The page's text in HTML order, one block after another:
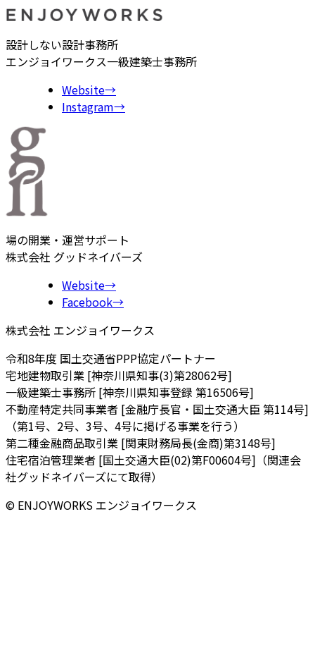
設計しない設計事務所
エンジョイワークス一級建築士事務所
Website→
Instagram→
場の開業・運営サポート
株式会社 グッドネイバーズ
Website→
Facebook→
株式会社 エンジョイワークス
令和8年度 国土交通省PPP協定パートナー
宅地建物取引業 [神奈川県知事(3)第28062号]
一級建築士事務所 [神奈川県知事登録 第16506号]
不動産特定共同事業者 [金融庁長官・国土交通大臣 第114号]
（第1号、2号、3号、4号に掲げる事業を行う）
第二種金融商品取引業 [関東財務局長(金商)第3148号]
住宅宿泊管理業者 [国土交通大臣(02)第F00604号]（関連会
社グッドネイバーズにて取得）
© ENJOYWORKS エンジョイワークス